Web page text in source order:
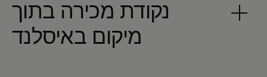
נקודת מכירה בתוך